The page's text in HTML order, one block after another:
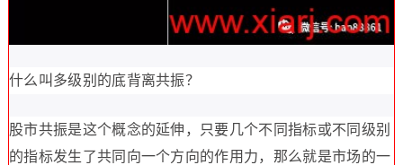
什么叫多级别的底背离共振？
股市共振是这个概念的延伸，只要几个不同指标或不同级别
的指标发生了共同向一个方向的作用力，那么就是市场的一